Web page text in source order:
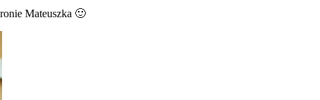
Mateuszka 🙂